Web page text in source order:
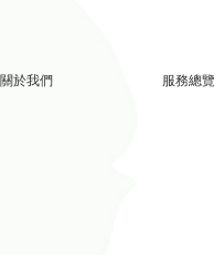
關於我們 服務總覽